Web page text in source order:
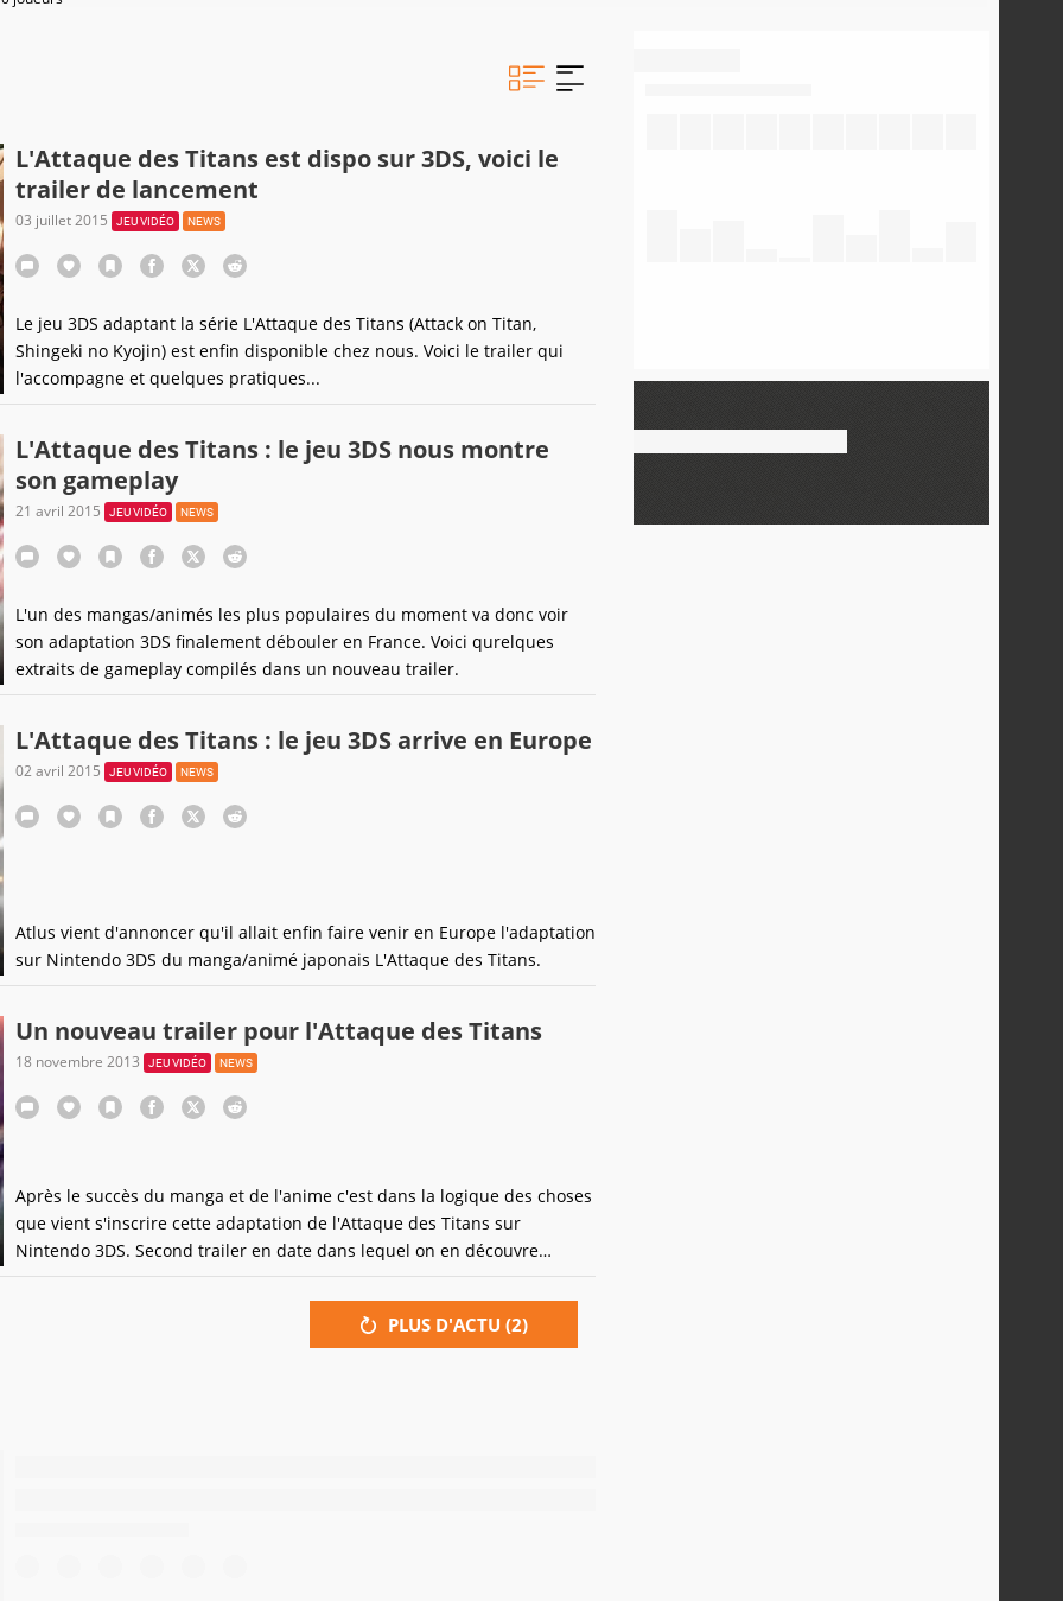
L'Attaque des Titans est dispo sur 3DS, voici le
trailer de lancement
03 juillet 2015 JEU VIDÉO NEWS
Le jeu 3DS adaptant la série L'Attaque des Titans (Attack on Titan,
Shingeki no Kyojin) est enfin disponible chez nous. Voici le trailer qui
l'accompagne et quelques pratiques...
L'Attaque des Titans : le jeu 3DS nous montre
son gameplay
21 avril 2015 JEU VIDÉO NEWS
L'un des mangas/animés les plus populaires du moment va donc voir
son adaptation 3DS finalement débouler en France. Voici qurelques
extraits de gameplay compilés dans un nouveau trailer.
L'Attaque des Titans : le jeu 3DS arrive en Europe
02 avril 2015 JEU VIDÉO NEWS
Atlus vient d'annoncer qu'il allait enfin faire venir en Europe l'adaptation
sur Nintendo 3DS du manga/animé japonais L'Attaque des Titans.
Un nouveau trailer pour l'Attaque des Titans
18 novembre 2013 JEU VIDÉO NEWS
Après le succès du manga et de l'anime c'est dans la logique des choses
que vient s'inscrire cette adaptation de l'Attaque des Titans sur
Nintendo 3DS. Second trailer en date dans lequel on en découvre
d'avantage sur le gameplay du titre.
PLUS D'ACTU (2)